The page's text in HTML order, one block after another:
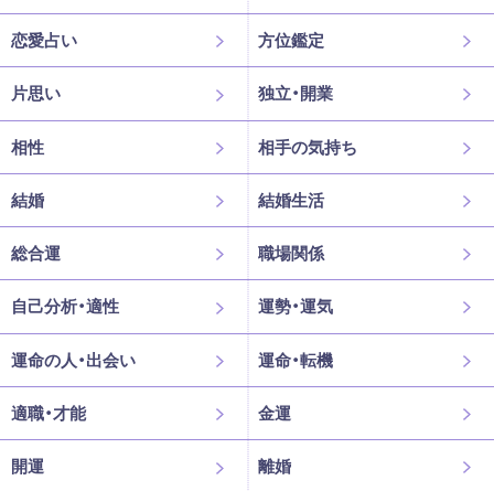
恋愛占い 方位鑑定
片思い 独立・開業
相性 相手の気持ち
結婚 結婚生活
総合運 職場関係
自己分析・適性 運勢・運気
運命の人・出会い 運命・転機
適職・才能 金運
開運 離婚